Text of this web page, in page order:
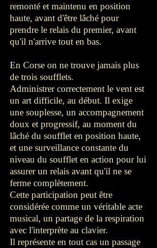
remonté et maintenu en position
haute, avant d'être lâché pour
prendre le relais du premier, avant
qu'il n'arrive tout en bas.
En Corse on ne trouve jamais plus
de trois soufflets.
Administrer correctement le vent est
un art difficile, au début. Il exige
une souplesse, un accompagnement
doux et progressif, au moment du
lâché du soufflet en position haute,
et une surveillance constante du
niveau du soufflet en action pour lui
assurer un relais avant qu'il ne se
ferme complètement.
Cette participation peut être
considérée comme un véritable acte
musical, un partage de la respiration
avec l'interprète au clavier.
Il représente en tout cas un passage